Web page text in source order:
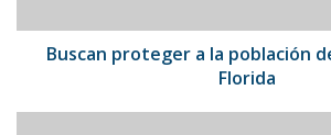
Florida
Buscan proteger a la población
Florida